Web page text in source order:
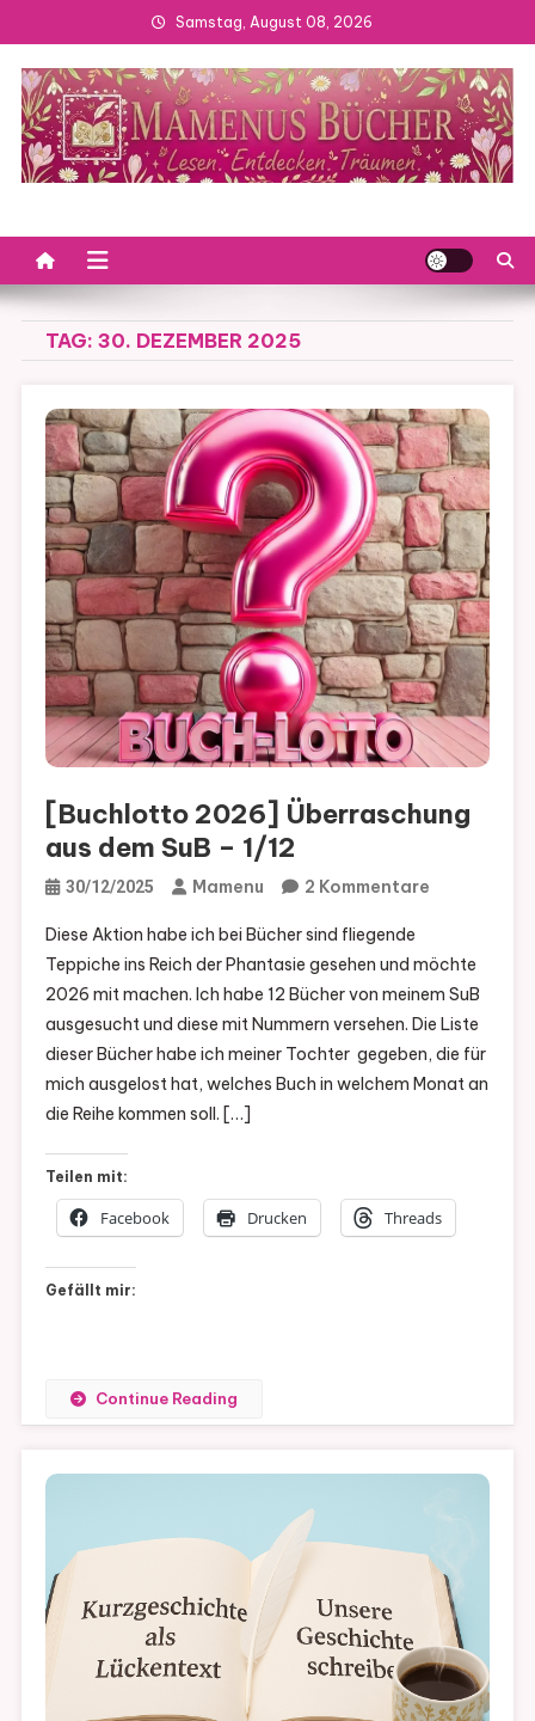
to
content
Samstag, August 08, 2026
TAG: 30. DEZEMBER 2025
[Buchlotto 2026] Überraschung
aus dem SuB – 1/12
30/12/2025 Mamenu 2 KommentareZu
Aus
Dem
SuB
–
Diese Aktion habe ich bei Bücher sind fliegende
Teppiche ins Reich der Phantasie gesehen und möchte
2026 mit machen. Ich habe 12 Bücher von meinem SuB
ausgesucht und diese mit Nummern versehen. Die Liste
dieser Bücher habe ich meiner Tochter gegeben, die für
mich ausgelost hat, welches Buch in welchem Monat an
die Reihe kommen soll. […]
Teilen mit:
Facebook Drucken Threads
Gefällt mir:
Continue Reading